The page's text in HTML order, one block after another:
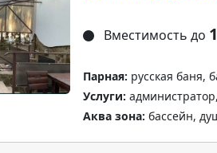
Вместимость до
Парная: русская баня,
Услуги:
Аква зона: бассейн,